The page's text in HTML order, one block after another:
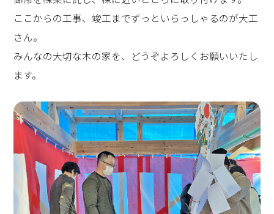
ここからの工事、竣工までずっといらっしゃるのが大工
さん。
みんなの大切な木の家を、どうぞよろしくお願いいたし
ます。